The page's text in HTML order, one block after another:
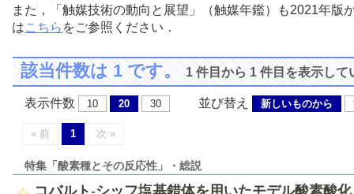
また，「触媒技術の動向と展望」（触媒年鑑）も2021年
はこちら をご参照ください．
該当件数は 1 です。1 件目から 1 件目を表示して
表示件数 10 20 30 並び替え 新しいものから
« 前 1 次 »
特集「酸素種とその反応性」・総説
コバルト-シッフ塩基錯体を用いたモデル酸素酸化